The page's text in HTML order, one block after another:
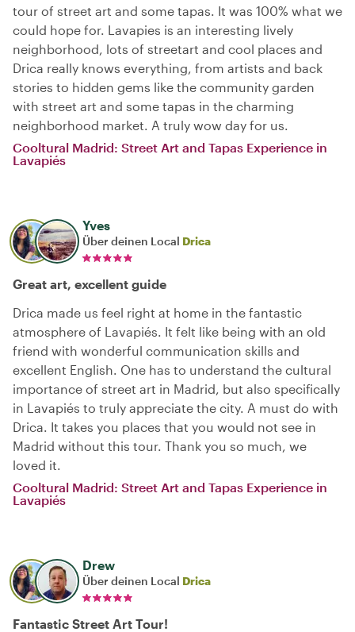
tour of street art and some tapas. It was 100% what we
could hope for. Lavapies is an interesting lively
neighborhood, lots of streetart and cool places and
Drica really knows everything, from artists and back
stories to hidden gems like the community garden
with street art and some tapas in the charming
neighborhood market. A truly wow day for us.
Cooltural Madrid: Street Art and Tapas Experience in
Lavapiés
Yves
Über deinen Local Drica
Great art, excellent guide
Drica made us feel right at home in the fantastic
atmosphere of Lavapiés. It felt like being with an old
friend with wonderful communication skills and
excellent English. One has to understand the cultural
importance of street art in Madrid, but also specifically
in Lavapiés to truly appreciate the city. A must do with
Drica. It takes you places that you would not see in
Madrid without this tour. Thank you so much, we
loved it.
Cooltural Madrid: Street Art and Tapas Experience in
Lavapiés
Drew
Über deinen Local Drica
Fantastic Street Art Tour!